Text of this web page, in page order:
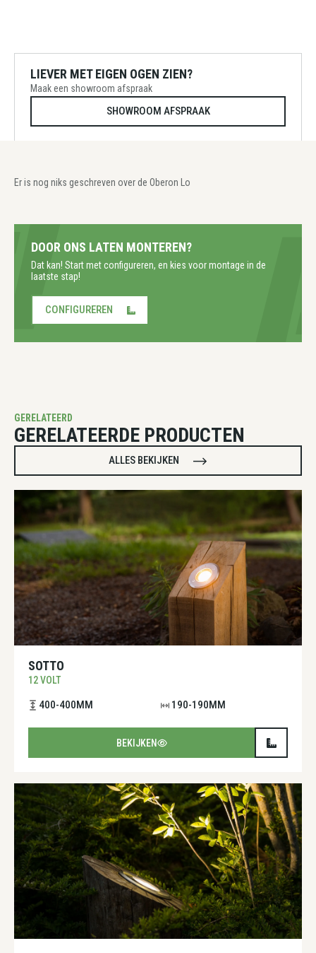
LIEVER MET EIGEN OGEN ZIEN?
Maak een showroom afspraak
SHOWROOM AFSPRAAK
Er is nog niks geschreven over de Oberon Lo
DOOR ONS LATEN MONTEREN?
Dat kan! Start met configureren, en kies voor montage in de
laatste stap!
CONFIGUREREN
GERELATEERD
GERELATEERDE PRODUCTEN
ALLES BEKIJKEN
SOTTO
12 VOLT
400-400MM 190-190MM
BEKIJKEN